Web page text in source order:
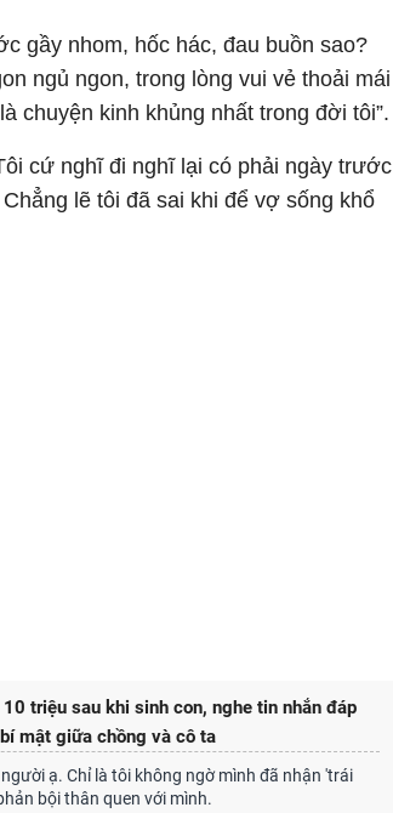
gầy nhom, hốc hác, đau buồn sao?
ngủ ngon, trong lòng vui vẻ thoải mái
chuyện kinh khủng nhất trong đời tôi”.
cứ nghĩ đi nghĩ lại có phải ngày trước
lẽ tôi đã sai khi để vợ sống khổ
triệu sau khi sinh con, nghe tin nhắn đáp
mật giữa chồng và cô ta
ạ. Chỉ là tôi không ngờ mình đã nhận 'trái
bội thân quen với mình.